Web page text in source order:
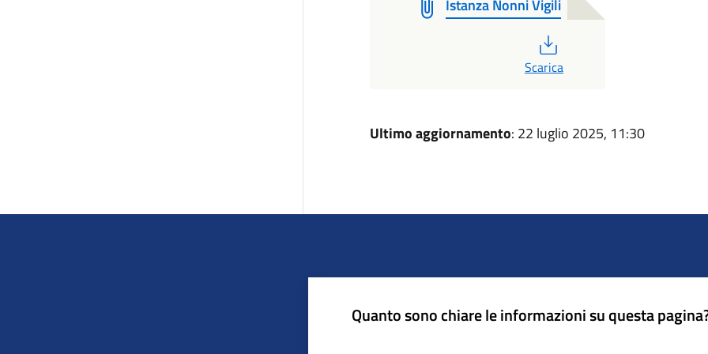
Istanza Nonni Vigili
Scarica
Ultimo aggiornamento: 22 luglio 2025, 11:30
Quanto sono chiare le informazioni su questa